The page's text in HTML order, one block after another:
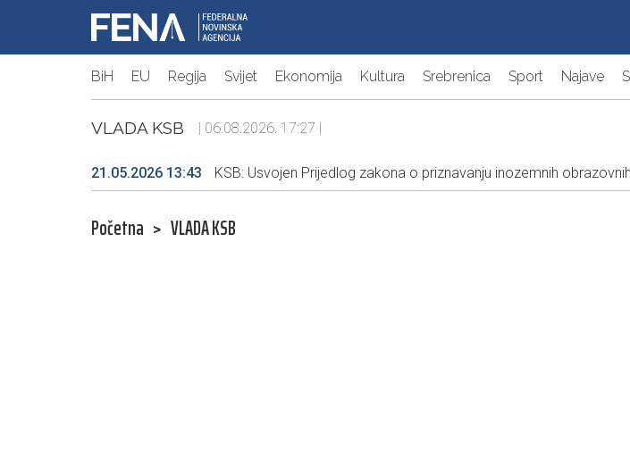
BiH EU Regija Svijet Ekonomija Kultura Srebrenica Sport Najave
VLADA KSB | 06.08.2026. 17:27 |
21.05.2026 13:43 KSB: Usvojen Prijedlog zakona o priznavanju inozemnih
Početna > VLADA KSB